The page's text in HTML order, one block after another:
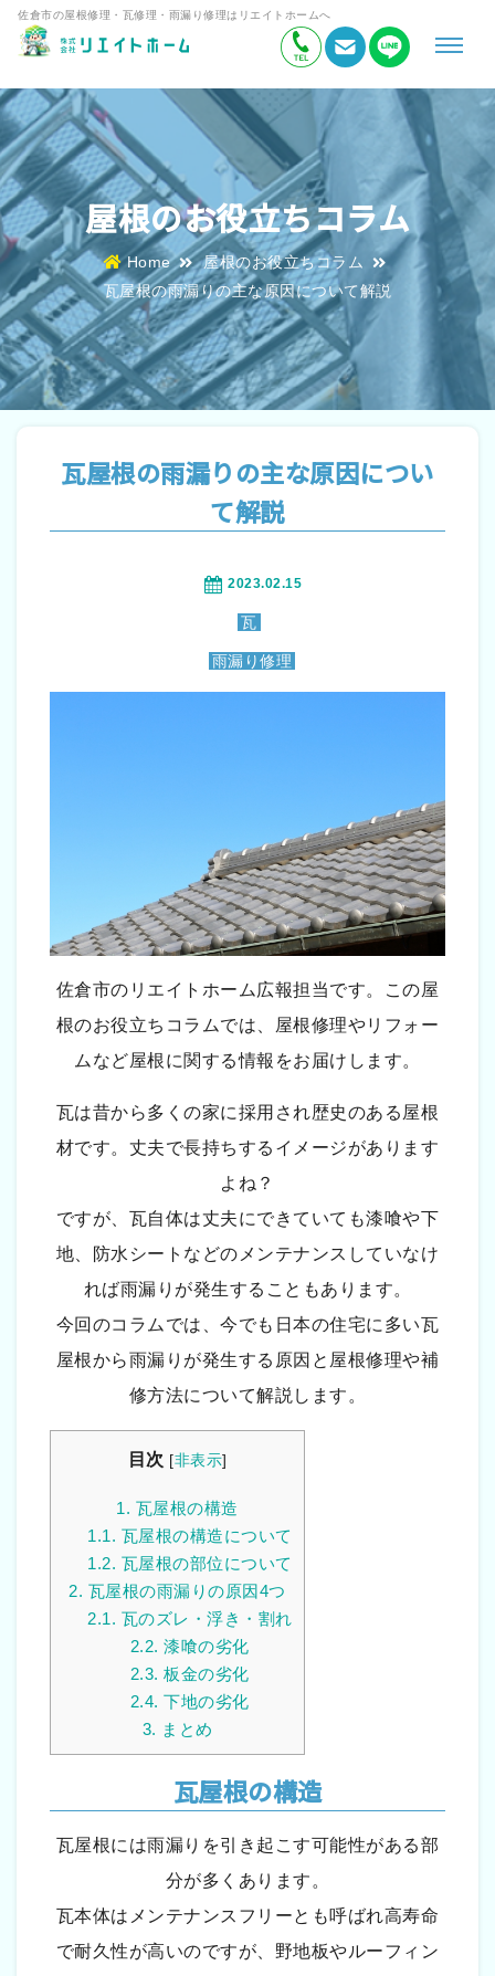
佐倉市の屋根修理・瓦修理・雨漏り修理はリエイトホームへ
屋根のお役立ちコラム
Home
屋根のお役立ちコラム
瓦屋根の雨漏りの主な原因について解説
瓦屋根の雨漏りの主な原因につい
て解説
2023.02.15
瓦
雨漏り修理
佐倉市のリエイトホーム広報担当です。この屋
根のお役立ちコラムでは、屋根修理やリフォー
ムなど屋根に関する情報をお届けします。
瓦は昔から多くの家に採用され歴史のある屋根
材です。丈夫で長持ちするイメージがあります
よね？
ですが、瓦自体は丈夫にできていても漆喰や下
地、防水シートなどのメンテナンスしていなけ
れば雨漏りが発生することもあります。
今回のコラムでは、今でも日本の住宅に多い瓦
屋根から雨漏りが発生する原因と屋根修理や補
修方法について解説します。
目次 [非表示]
1. 瓦屋根の構造
1.1. 瓦屋根の構造について
1.2. 瓦屋根の部位について
2. 瓦屋根の雨漏りの原因4つ
2.1. 瓦のズレ・浮き・割れ
2.2. 漆喰の劣化
2.3. 板金の劣化
2.4. 下地の劣化
3. まとめ
瓦屋根の構造
瓦屋根には雨漏りを引き起こす可能性がある部
分が多くあります。
瓦本体はメンテナンスフリーとも呼ばれ高寿命
で耐久性が高いのですが、野地板やルーフィン